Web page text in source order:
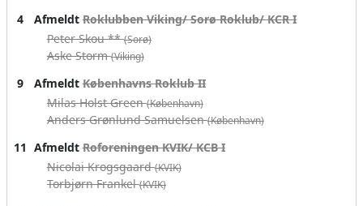
4 AfmeldtRoklubben Viking/ Sorø Roklub/ KCR I
Peter Skou **(Sorø)
Aske Storm(Viking)
9 AfmeldtKøbenhavns Roklub II
Milas Holst Green(København)
Anders Grønlund Samuelsen(København)
11 AfmeldtRoforeningen KVIK/ KCB I
Nicolai Krogsgaard(KVIK)
Torbjørn Frankel(KVIK)